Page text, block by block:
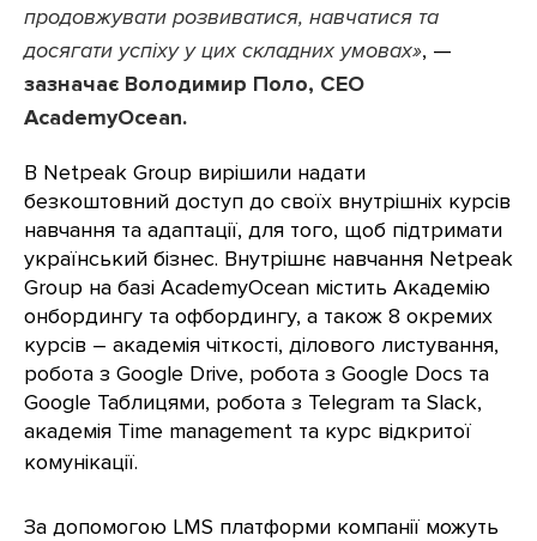
продовжувати розвиватися, навчатися та
досягати успіху у цих складних умовах», —
зазначає Володимир Поло, CEO
AcademyOcean.
В Netpeak Group вирішили надати
безкоштовний доступ до своїх внутрішніх курсів
навчання та адаптації, для того, щоб підтримати
український бізнес. Внутрішнє навчання Netpeak
Group на базі AcademyOcean містить Академію
онбордингу та офбордингу, а також 8 окремих
курсів – академія чіткості, ділового листування,
робота з Google Drive, робота з Google Docs та
Google Таблицями, робота з Telegram та Slack,
академія Time management та курс відкритої
комунікації.
За допомогою LMS платформи компанії можуть